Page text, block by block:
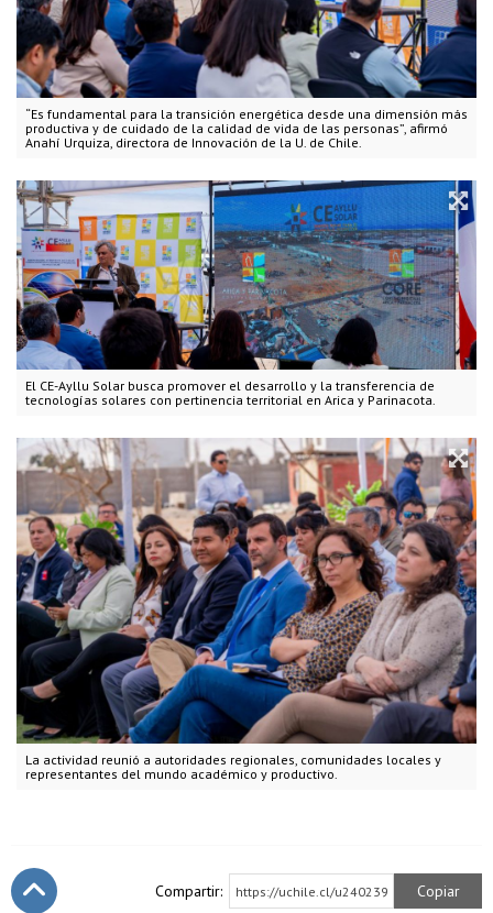
“Es fundamental para la transición energética desde una dimensión más
productiva y de cuidado de la calidad de vida de las personas”, afirmó
Anahí Urquiza, directora de Innovación de la U. de Chile.
El CE-Ayllu Solar busca promover el desarrollo y la transferencia de
tecnologías solares con pertinencia territorial en Arica y Parinacota.
La actividad reunió a autoridades regionales, comunidades locales y
representantes del mundo académico y productivo.
Compartir: https://uchile.cl/u240239 Copiar